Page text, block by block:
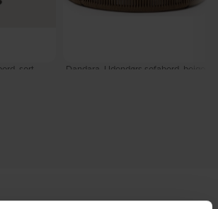
sort,
Dandara, Udendørs sofabord, beige,